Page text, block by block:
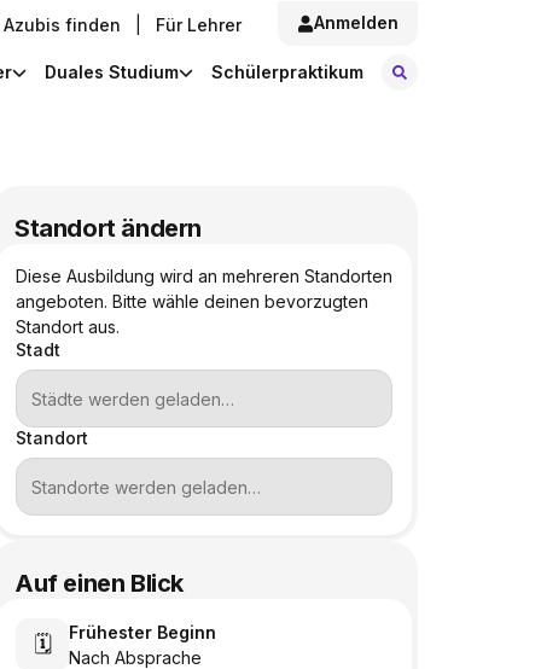
Azubis finden Für Lehrer Anmelden
Duales Studium Schülerpraktikum
Standort ändern
Diese Ausbildung wird an mehreren Standorten
angeboten. Bitte wähle deinen bevorzugten
Standort aus.
Stadt
Standort
Auf einen Blick
🗓️
Frühester Beginn
Nach Absprache